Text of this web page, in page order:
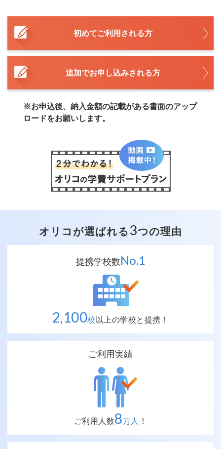
初めてご利用される方
追加でお申し込みされる方
※お申込後、納入金額の記載がある書面のアップ
ロードをお願いします。
オリコが選ばれる 3つの理由
提携学校数No.1
2,100校以上の学校と提携！
ご利用実績
ご利用人数8万人 ！